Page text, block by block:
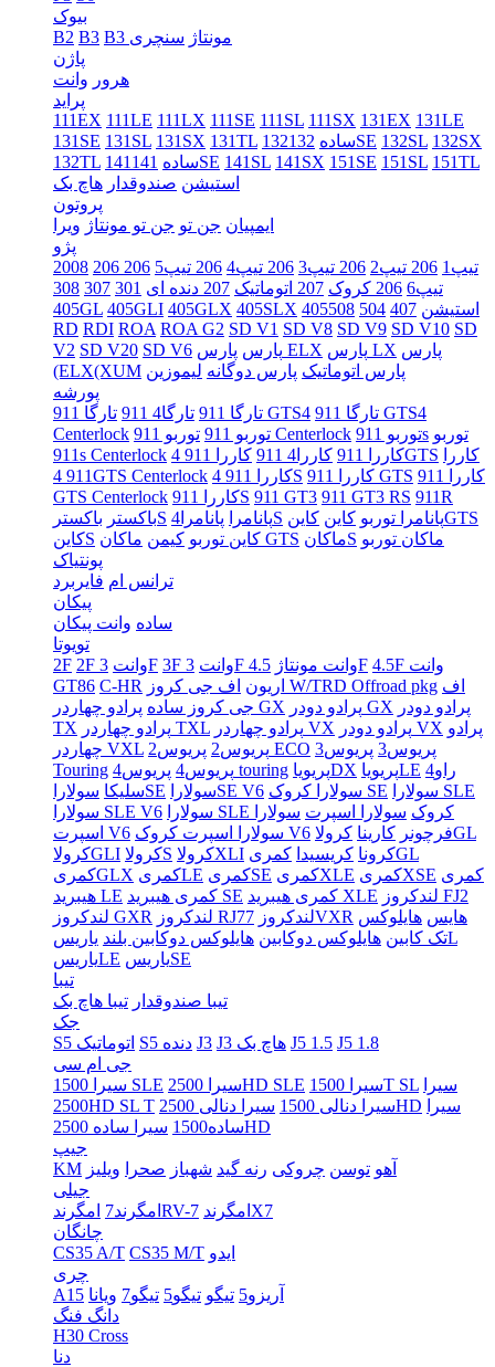
بیوک
B2 B3 B3 مونتاژ سنچری
پاژن
هرور وانت
پراید
111EX 111LE 111LX 111SE 111SL 111SX 131EX 131LE
131SE 131SL 131SX 131TL 132ساده132SE 132SL 132SX
132TL
141ساده141SE 141SL 141SX 151SE 151SL 151TL
استیشن صندوقدار هاچ بک
پروتون
ایمپیان جن تو جن تو مونتاژ ویرا
پژو
2008
206 تیپ1 206 تیپ2 206 تیپ3 206 تیپ4 206 تیپ5
206
تیپ6
206 کروک 207 اتوماتیک 207 دنده ای 301
307
308
405GL 405GLI 405GLX 405SLX 405استیشن 407
504
508
RD RDI ROA ROA G2 SD V1 SD V8 SD V9 SD V10 SD
V2 SD V20 SD V6 پارس پارس ELX پارس LX پارس
(ELX(XUM
پارس اتوماتیک پارس دوگانه لیموزین
پورشه
تارگا 911
تارگا4 911 تارگا 911 GTS4 تارگا 911 GTS4
Centerlock
توربو 911 توربو 911 Centerlock توربو 911s توربو
911s Centerlock
کاررا 911 کاررا4 911 کاررا 911 4GTS
کاررا
911 4GTS Centerlock
کاررا 911 4S کاررا 911 GTS کاررا 911
GTS Centerlock
کاررا 911S 911 GT3 911 GT3 RS 911R
باکسترباکسترS پانامراپانامرا4S پانامرا توربو کاین
کاینGTS
کاینS
کاین توربو کیمن ماکان GTS ماکانS ماکان توربو
پونتیاک
ترانس ام فایربرد
پیکان
ساده وانت پیکان
تویوتا
2F
2F وانت3F 3F وانت 3F وانت مونتاژ4.5F
4.5F وانت
GT86 C-HR اریون اف جی کروز W/TRD Offroad pkg اف
جی کروز ساده پرادو چهاردر GX پرادو دودر GX پرادو دودر
TX
پرادو چهاردر TXL پرادو چهاردر VX پرادو دودر VX پرادو
چهاردر VXL
پریوس2 پریوس2 ECO پریوس3
پریوس3
Touring
پریوس4 پریوس4 touring پریویاDX پریویاLE
راو4
سلیکاسولاراSE سولاراSE V6 سولارا کروک SE
سولارا SLE
سولارا SLE V6
سولارا SLE کروک سولارا اسپرت سولارا
اسپرت V6
سولارا اسپرت کروک V6 فرچونر کارینا
کرولاGL
کرولاGLI
کرولاS کرولاXLI کرونا کریسیدا
کمریGL
کمریGLX
کمریLE کمریSE کمریXLE کمریXSE کمری
هیبرید LE
کمری هیبرید SE کمری هیبرید XLE
لندکروز FJ2
لندکروز GXR
لندکروز RJ77 لندکروزVXR هایس هایلوکس
تک کابین هایلوکس دوکابین هایلوکس دوکابین بلند
یاریسL
یاریسLE
یاریسSE
تیبا
تیبا صندوقدار تیبا هاچ بک
جک
S5 اتوماتیک
S5 دنده J3 J3 هاچ بک J5 1.5 J5 1.8
جی ام سی
سیرا 1500 SLE
سیرا 2500HD SLE سیرا 1500T SL
سیرا
2500HD SL T
سیرا دنالی 1500سیرا دنالی 2500HD
سیرا
ساده1500سیرا ساده 2500HD
جیپ
KM
آهو توسن چروکی رنه گید شهباز صحرا
ویلیز
جیلی
امگرند7 امگرندRV-7
امگرندX7
چانگان
CS35 A/T CS35 M/T ایدو
چری
A15
آریزو5 تیگو تیگو5 تیگو7
ویانا
دانگ فنگ
H30 Cross
دنا